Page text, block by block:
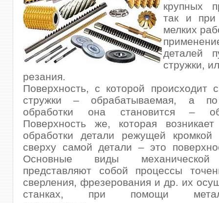
крупных
так и при
мелких
деталей
стружки,
резания.
Поверхность, с которой происходит
стружки – обрабатываемая, а
обработки она становится –
Поверхность же, которая
обработки детали режущей кромкой
сверху самой детали – это
Основные виды механической
представляют собой процессы
сверления, фрезерования и др. их
станках, при помощи